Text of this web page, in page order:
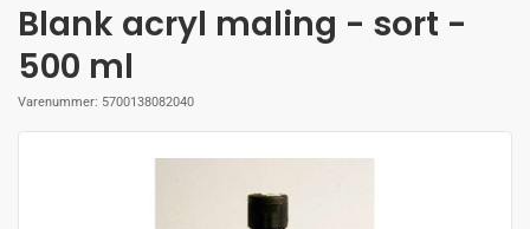
Blank acryl maling - sort -
500 ml
Varenummer: 5700138082040